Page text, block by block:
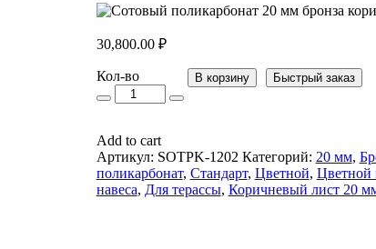
30,800.00 ₽
Кол-воКол-
В корзину Быстрый заказ
Add to cart
Артикул: SOTPK-1202 Категорий: 20 мм,
поликарбонат, Стандарт, Цветной, Цветной
навеса, Для терассы, Коричневый лист 20